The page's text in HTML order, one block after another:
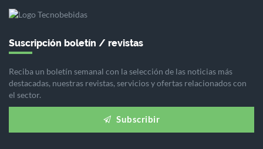
Suscripción boletín / revistas
Reciba un boletín semanal con la selección de las noticias más
destacadas, nuestras revistas, servicios y ofertas relacionados con
el sector.
Subscribir